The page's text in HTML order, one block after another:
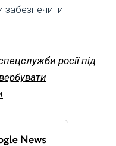
росії під